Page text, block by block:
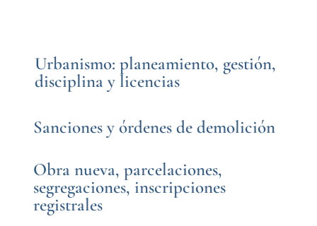
Urbanismo: planeamiento, gestión,
disciplina y licencias
Sanciones y órdenes de demolición
Obra nueva, parcelaciones,
segregaciones, inscripciones
registrales